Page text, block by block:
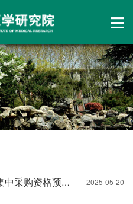
医学研究院2025年度设备集中采购资格预审结果公告 2025-05-20